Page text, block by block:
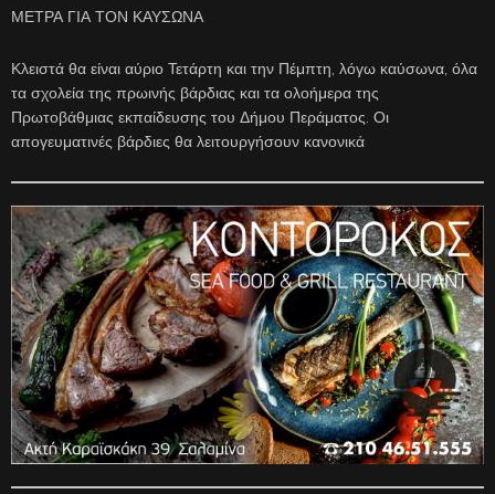
ΜΕΤΡΑ ΓΙΑ ΤΟΝ ΚΑΥΣΩΝΑ
Κλειστά θα είναι αύριο Τετάρτη και την Πέμπτη, λόγω καύσωνα, όλα
τα σχολεία της πρωινής βάρδιας και τα ολοήμερα της
Πρωτοβάθμιας εκπαίδευσης του Δήμου Περάματος. Οι
απογευματινές βάρδιες θα λειτουργήσουν κανονικά